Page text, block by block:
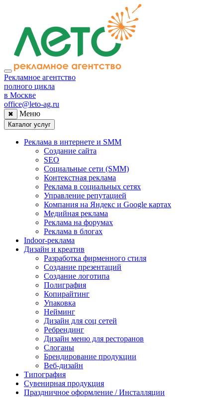
Рекламное агентство
полного цикла
в Москве
office@leto-ag.ru
✖ Меню
Каталог услуг
Реклама в интернете и SMM
Создание сайта
SEO
Социальные сети (SMM)
Контекстная реклама
Реклама в социальных сетях
Управление репутацией
Компания на Яндекс и Google картах
Медийная реклама
Реклама на форумах
Реклама в блогах
Indoor-реклама
Дизайн и креатив
Разработка фирменного стиля
Создание презентаций
Создание логотипа
Полиграфия
Копирайтинг
Упаковка
Нейминг
Дизайн для соц сетей
Ребрендинг
Дизайн меню для ресторанов
Слоганы
Брендирование продукции
Веб-дизайн
Типография
Сувенирная продукция
Праздничное оформление / Инсталляции